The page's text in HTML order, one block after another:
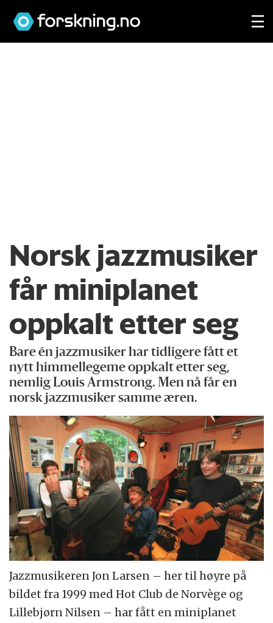
Norsk jazzmusiker
får miniplanet
oppkalt etter seg
Bare én jazzmusiker har tidligere fått et
nytt himmellegeme oppkalt etter seg,
nemlig Louis Armstrong. Men nå får en
norsk jazzmusiker samme æren.
Jazzmusikeren Jon Larsen – her til høyre på
bildet fra 1999 med Hot Club de Norvège og
Lillebjørn Nilsen – har fått en miniplanet